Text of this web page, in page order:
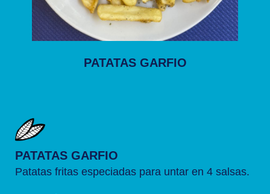
PATATAS GARFIO
PATATAS GARFIO
Patatas fritas especiadas para untar en 4 salsas.